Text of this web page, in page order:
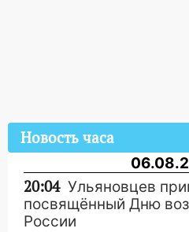
Новость часа
20:04 Ульяновцев
посвящённый Дню
России